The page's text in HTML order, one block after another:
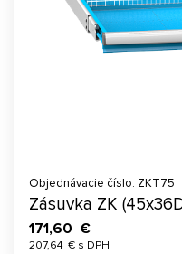
Objednávacie číslo: ZKT75
Zásuvka ZK
171,60 €
207,64 € s DPH